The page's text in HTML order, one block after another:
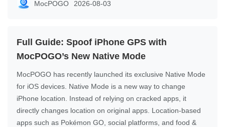
MocPOGO 2026-08-03
Full Guide: Spoof iPhone GPS with
MocPOGO’s New Native Mode
MocPOGO has recently launched its exclusive Native Mode
for iOS devices. Native Mode is a new way to change
iPhone location. Instead of relying on cracked apps, it
directly changes location on original apps. Location-based
apps such as Pokémon GO, social platforms, and food &